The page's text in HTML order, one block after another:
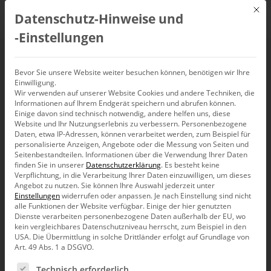
Mit
Datenschutz-Hinweise und
‑Einstellungen
Bevor Sie unsere Website weiter besuchen können, benötigen wir Ihre
Einwilligung.
Wir verwenden auf unserer Website Cookies und andere Techniken, die
Informationen auf Ihrem Endgerät speichern und abrufen können.
Einige davon sind technisch notwendig, andere helfen uns, diese
Website und Ihr Nutzungserlebnis zu verbessern. Personenbezogene
Daten, etwa IP-Adressen, können verarbeitet werden, zum Beispiel für
personalisierte Anzeigen, Angebote oder die Messung von Seiten und
Seitenbestandteilen. Informationen über die Verwendung Ihrer Daten
finden Sie in unserer Datenschutzerklärung. Es besteht keine
Verpflichtung, in die Verarbeitung Ihrer Daten einzuwilligen, um dieses
Angebot zu nutzen.Sie können Ihre Auswahl jederzeit unter
Einstellungenwiderrufen oder anpassen. Je nach Einstellung sind nicht
alle Funktionen der Website verfügbar. Einige der hier genutzten
Dienste verarbeiten personenbezogene Daten außerhalb der EU, wo
kein vergleichbares Datenschutzniveau herrscht, zum Beispiel in den
USA. Die Übermittlung in solche Drittländer erfolgt auf Grundlage von
Art. 49 Abs. 1 a DSGVO.
Es folgt eine Liste der Service-Gruppen, für die eine